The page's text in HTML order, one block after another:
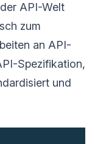
API-Welt
zum
an API-
Spezifikation,
und